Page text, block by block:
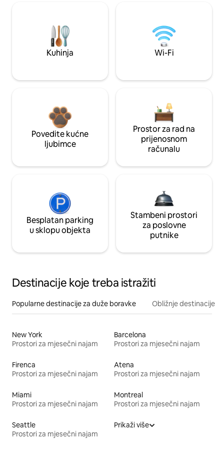
Kuhinja Wi-Fi
Povedite kućne
ljubimce
Prostor za rad na
prijenosnom
računalu
Besplatan parking
u sklopu objekta
Stambeni prostori
za poslovne
putnike
Destinacije koje treba istražiti
Popularne destinacije za duže boravke Obližnje destinacije
New York
Prostori za mjesečni najam
Barcelona
Prostori za mjesečni najam
Firenca
Prostori za mjesečni najam
Atena
Prostori za mjesečni najam
Miami
Prostori za mjesečni najam
Montreal
Prostori za mjesečni najam
Seattle
Prostori za mjesečni najam
Prikaži više